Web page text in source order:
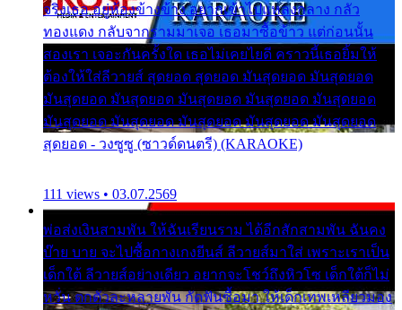
จริงเธอ อยู่ห้องข้างข้าง อยากเข้าไปแหลงกลาง กลัว
ทองแดง กลับจากรามมาเจอ เธอมาซื้อข้าว แต่ก่อนนั้น
สองเรา เจอะกันครั้งใด เธอไม่เคยไยดี คราวนี้เธอยิ้มให้
ต้องให้ใส่ลีวายส์ สุดยอด สุดยอด มันสุดยอด มันสุดยอด
มันสุดยอด มันสุดยอด มันสุดยอด มันสุดยอด มันสุดยอด
มันสุดยอด มันสุดยอด มันสุดยอด มันสุดยอด มันสุดยอด
สุดยอด - วงซูซู (ซาวด์ดนตรี) (KARAOKE)
111 views • 03.07.2569
พ่อส่งเงินสามพัน ให้ฉันเรียนราม ได้อีกสักสามพัน ฉันคง
บ๊าย บาย จะไปซื้อกางเกงยีนส์ ลีวายส์มาใส่ เพราะเราเป็น
เด็กใต้ ลีวายส์อย่างเดียว อยากจะโชว์ถึงหิวโซ เด็กใต้ก็ไม่
หวั่น ตกตัวละหลายพัน กัดฟันซื้อมา ให้เด็กเทพเหลียวมอง